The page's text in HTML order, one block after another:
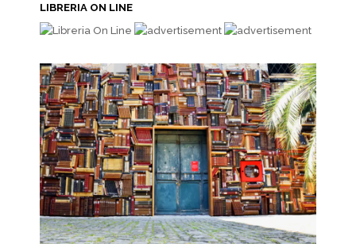
LIBRERIA ON LINE